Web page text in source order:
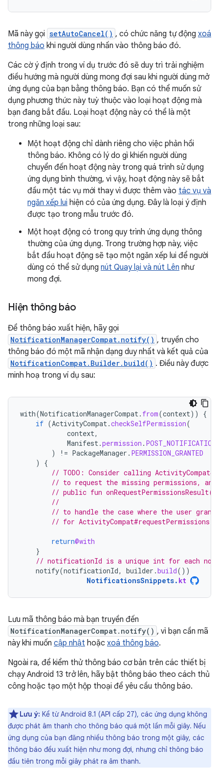
Mã này gọi setAutoCancel() , có chức năng tự động xoá
thông báo khi người dùng nhấn vào thông báo đó.
Các cờ ý định trong ví dụ trước đó sẽ duy trì trải nghiệm
điều hướng mà người dùng mong đợi sau khi người dùng mở
ứng dụng của bạn bằng thông báo. Bạn có thể muốn sử
dụng phương thức này tuỳ thuộc vào loại hoạt động mà
bạn đang bắt đầu. Loại hoạt động này có thể là một
trong những loại sau:
Một hoạt động chỉ dành riêng cho việc phản hồi
thông báo. Không có lý do gì khiến người dùng
chuyển đến hoạt động này trong quá trình sử dụng
ứng dụng bình thường, vì vậy, hoạt động này sẽ bắt
đầu một tác vụ mới thay vì được thêm vào tác vụ và
ngăn xếp lui hiện có của ứng dụng. Đây là loại ý định
được tạo trong mẫu trước đó.
Một hoạt động có trong quy trình ứng dụng thông
thường của ứng dụng. Trong trường hợp này, việc
bắt đầu hoạt động sẽ tạo một ngăn xếp lui để người
dùng có thể sử dụng nút Quay lại và nút Lên như
mong đợi.
Hiện thông báo
Để thông báo xuất hiện, hãy gọi
NotificationManagerCompat.notify() , truyền cho
thông báo đó một mã nhận dạng duy nhất và kết quả của
NotificationCompat.Builder.build() . Điều này được
minh hoạ trong ví dụ sau:
with(NotificationManagerCompat. from(context))
{
if (ActivityCompat.checkSelfPermission(
context,
Manifest.permission .
)
!= PackageManager . PERMISSION_GRANTED
)
{
// TODO: Consider calling
// to request the missing permissions,
// public fun
//
// to handle the case where the user
// for ActivityCompat#requestPermissions
return@with
}
// notificationId is a unique int for each
notify(notificationId, builder .build())
NotificationsSnippets. kt
Lưu mã thông báo mà bạn truyền đến
NotificationManagerCompat.notify() , vì bạn cần mã
này khi muốn cập nhật hoặc xoá thông báo.
Ngoài ra, để kiểm thử thông báo cơ bản trên các thiết bị
chạy Android 13 trở lên, hãy bật thông báo theo cách thủ
công hoặc tạo một hộp thoại để yêu cầu thông báo.
Lưu ý: Kể từ Android 8.1 (API cấp 27), các ứng dụng không
được phát âm thanh cho thông báo quá một lần mỗi giây. Nếu
ứng dụng của bạn đăng nhiều thông báo trong một giây, các
thông báo đều xuất hiện như mong đợi, nhưng chỉ thông báo
đầu tiên trong mỗi giây phát ra âm thanh.